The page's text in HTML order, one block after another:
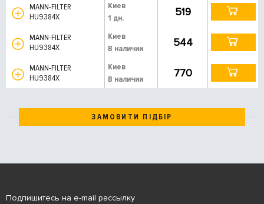
MANN-FILTER
HU9384X
Киев
1 дн.
519
MANN-FILTER
HU9384X
Киев
В наличии
544
MANN-FILTER
HU9384X
Киев
В наличии
770
ЗАМОВИТИ ПІДБІР
Подпишитесь на e-mail рассылку